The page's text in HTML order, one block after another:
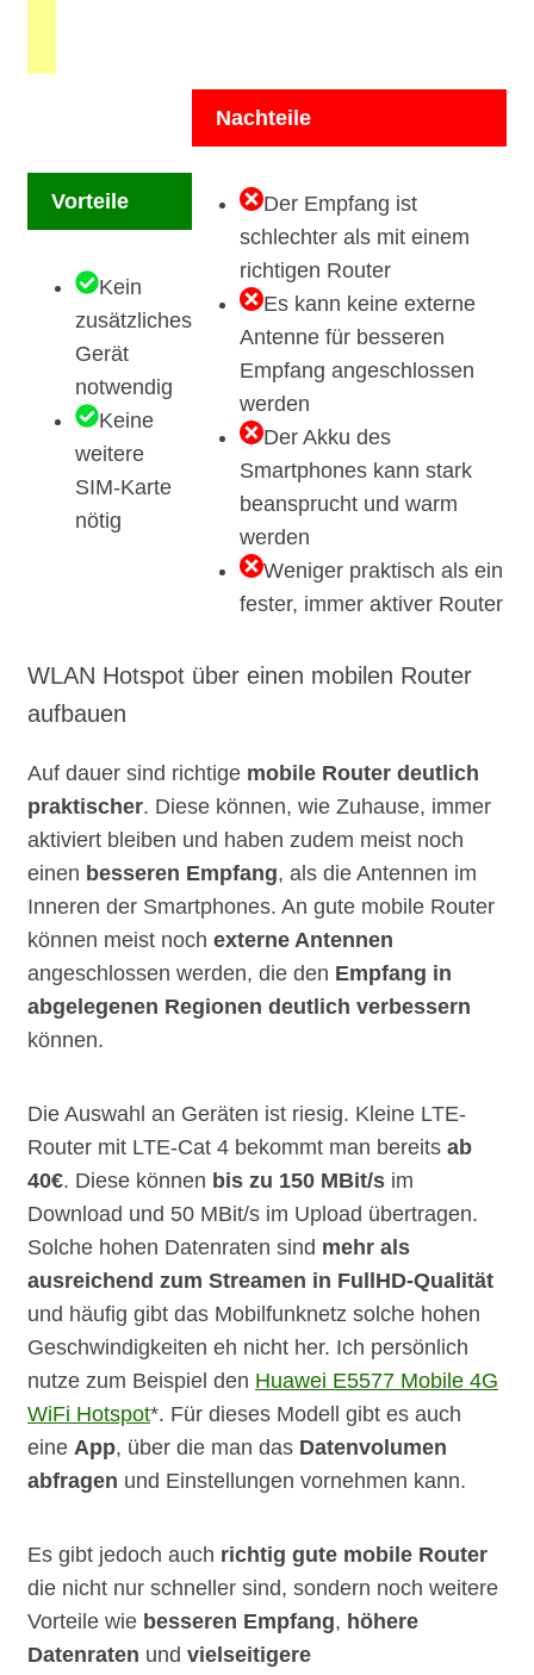
Vorteile
Kein
zusätzliches
Gerät
notwendig
Keine
weitere
SIM-Karte
nötig
Nachteile
Der Empfang ist
schlechter als mit einem
richtigen Router
Es kann keine externe
Antenne für besseren
Empfang angeschlossen
werden
Der Akku des
Smartphones kann stark
beansprucht und warm
werden
Weniger praktisch als ein
fester, immer aktiver Router
WLAN Hotspot über einen mobilen Router
aufbauen
Auf dauer sind richtige mobile Router deutlich
praktischer. Diese können, wie Zuhause, immer
aktiviert bleiben und haben zudem meist noch
einen besseren Empfang, als die Antennen im
Inneren der Smartphones. An gute mobile Router
können meist noch externe Antennen
angeschlossen werden, die den Empfang in
abgelegenen Regionen deutlich verbessern
können.
Die Auswahl an Geräten ist riesig. Kleine LTE-
Router mit LTE-Cat 4 bekommt man bereits ab
40€. Diese können bis zu 150 MBit/s im
Download und 50 MBit/s im Upload übertragen.
Solche hohen Datenraten sind mehr als
ausreichend zum Streamen in FullHD-Qualität
und häufig gibt das Mobilfunknetz solche hohen
Geschwindigkeiten eh nicht her. Ich persönlich
nutze zum Beispiel den Huawei E5577 Mobile 4G
WiFi Hotspot*. Für dieses Modell gibt es auch
eine App, über die man das Datenvolumen
abfragen und Einstellungen vornehmen kann.
Es gibt jedoch auch richtig gute mobile Router
die nicht nur schneller sind, sondern noch weitere
Vorteile wie besseren Empfang, höhere
Datenraten und vielseitigere